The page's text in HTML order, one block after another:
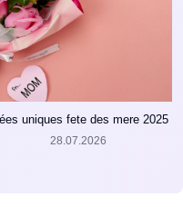
uniques fete des mere 2025
28.07.2026